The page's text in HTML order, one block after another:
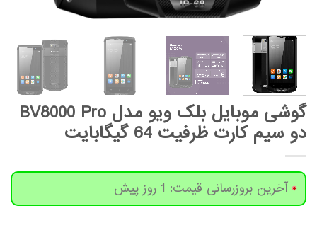
گوشی موبایل بلک ویو مدل BV8000 Pro
دو سیم کارت ظرفیت 64 گیگابایت
آخرین بروزرسانی قیمت: 1 روز پیش